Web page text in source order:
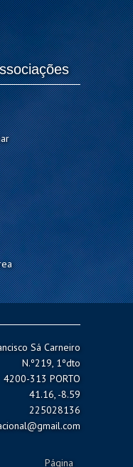
Sá Carneiro
N.º219, 1ºdto
4200-313 PORTO
41.16, -8.59
225028136
Página